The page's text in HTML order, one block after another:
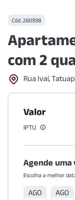
Cód. 260938
com 2
Rua Ivaí,
Valor
IPTU
Agende uma
Escolha a melhor
AGO
AGO